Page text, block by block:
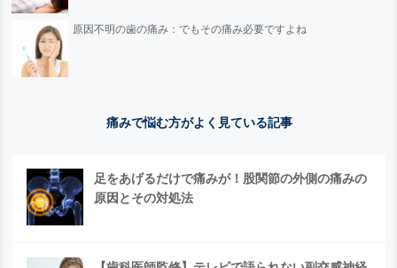
原因不明の歯の痛み：でもその痛み必要ですよね
痛みで悩む方がよく見ている記事
足をあげるだけで痛みが！股関節の外側の痛みの
原因とその対処法